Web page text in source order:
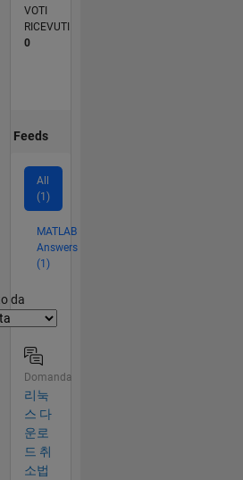
VOTI
RICEVUTI
0
Feeds
All
(1)
MATLAB
Answers
(1)
da
Domanda
리눅
스 다
운로
드 취
소법